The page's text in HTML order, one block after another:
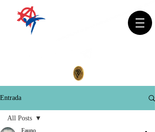
Entrada
All Posts
Fauno